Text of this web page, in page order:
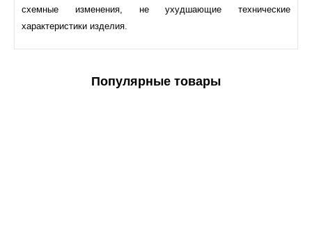
схемные изменения, не ухудшающие технические
характеристики изделия.
Популярные товары